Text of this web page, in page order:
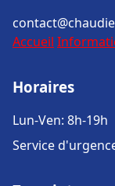
Accueil
Horaires
Lun-Ven: 8h-19h
Service